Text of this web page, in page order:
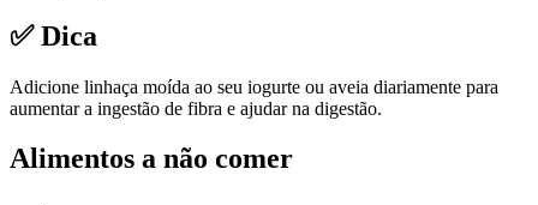
✅ Dica
Adicione linhaça moída ao seu iogurte ou aveia diariamente para
aumentar a ingestão de fibra e ajudar na digestão.
Alimentos a não comer